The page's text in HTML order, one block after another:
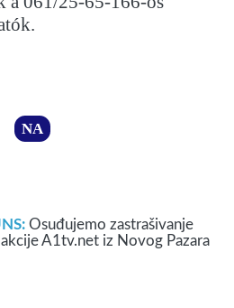
NA
Osuđujemo zastrašivanje
A1tv.net iz Novog Pazara